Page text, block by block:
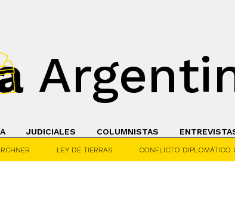
JUDICIALES COLUMNISTAS
LEY DE TIERRAS CONFLICTO DIPLOMÁTICO